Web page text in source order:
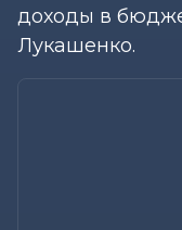
доходы в
Лукашенко.